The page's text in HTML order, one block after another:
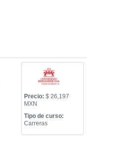
Precio: $ 26,197
MXN
Tipo de curso:
Carreras